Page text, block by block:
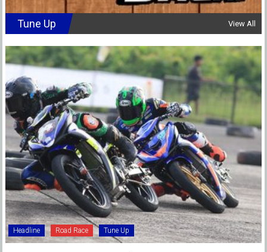
Tune Up View All
Headline Road Race Tune Up